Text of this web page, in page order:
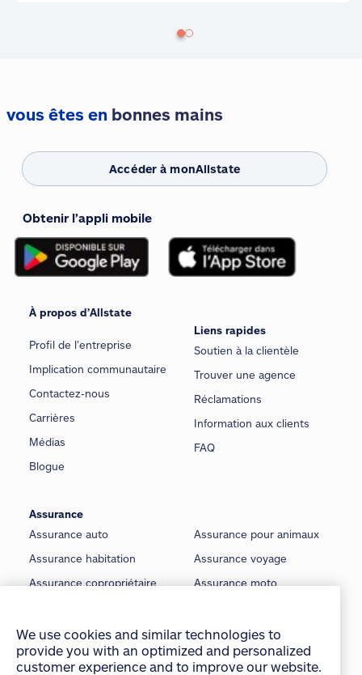
vous êtes en bonnes mains
Accéder à monAllstate
Obtenir l’appli mobile
À propos d’Allstate
Profil de l’entreprise
Implication communautaire
Contactez-nous
Carrières
Médias
Blogue
Liens rapides
Soutien à la clientèle
Trouver une agence
Réclamations
Information aux clients
FAQ
Assurance
Assurance auto
Assurance habitation
Assurance copropriétaire
Assurance locateur
Assurance saisonnière
Assurance pour animaux
Assurance voyage
Assurance moto
Assurance bateau
Assurance vie
We use cookies and similar technologies to
provide you with an optimized and personalized
customer experience and to improve our website.